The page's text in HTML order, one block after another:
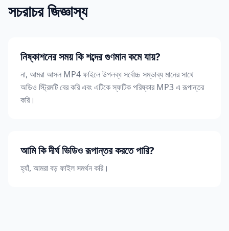
সচরাচর জিজ্ঞাস্য
নিষ্কাশনের সময় কি শব্দের গুণমান কমে যায়?
না, আমরা আসল MP4 ফাইলে উপলব্ধ সর্বোচ্চ সম্ভাব্য মানের সাথে
অডিও স্ট্রিমটি বের করি এবং এটিকে স্ফটিক পরিষ্কার MP3 এ রূপান্তর
করি।
আমি কি দীর্ঘ ভিডিও রূপান্তর করতে পারি?
হ্যাঁ, আমরা বড় ফাইল সমর্থন করি।